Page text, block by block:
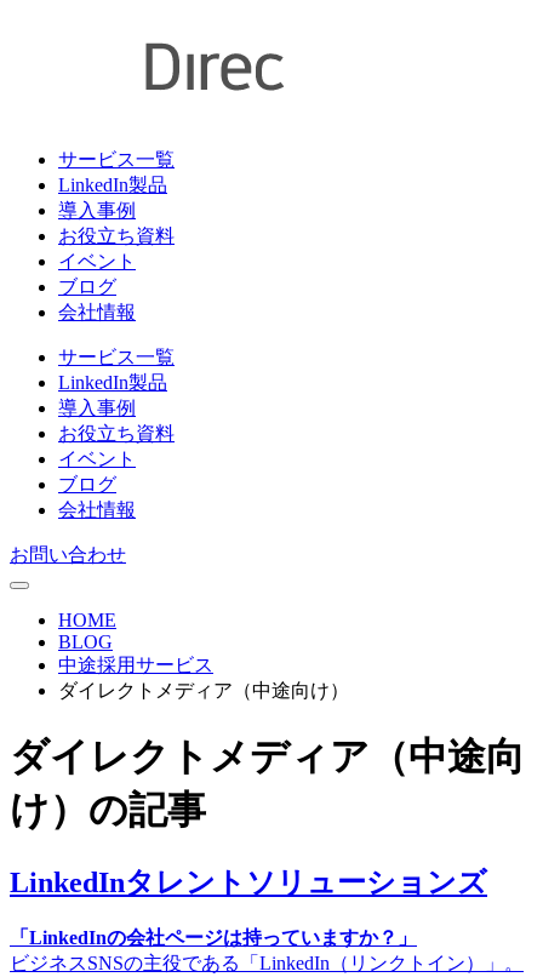
サービス一覧
LinkedIn製品
導入事例
お役立ち資料
イベント
ブログ
会社情報
サービス一覧
LinkedIn製品
導入事例
お役立ち資料
イベント
ブログ
会社情報
お問い合わせ
HOME
BLOG
中途採用サービス
ダイレクトメディア（中途向け）
ダイレクトメディア（中途向
け） の記事
LinkedInタレントソリューションズ
「LinkedInの会社ページは持っていますか？」
ビジネスSNSの主役である「LinkedIn（リンクトイン）」。